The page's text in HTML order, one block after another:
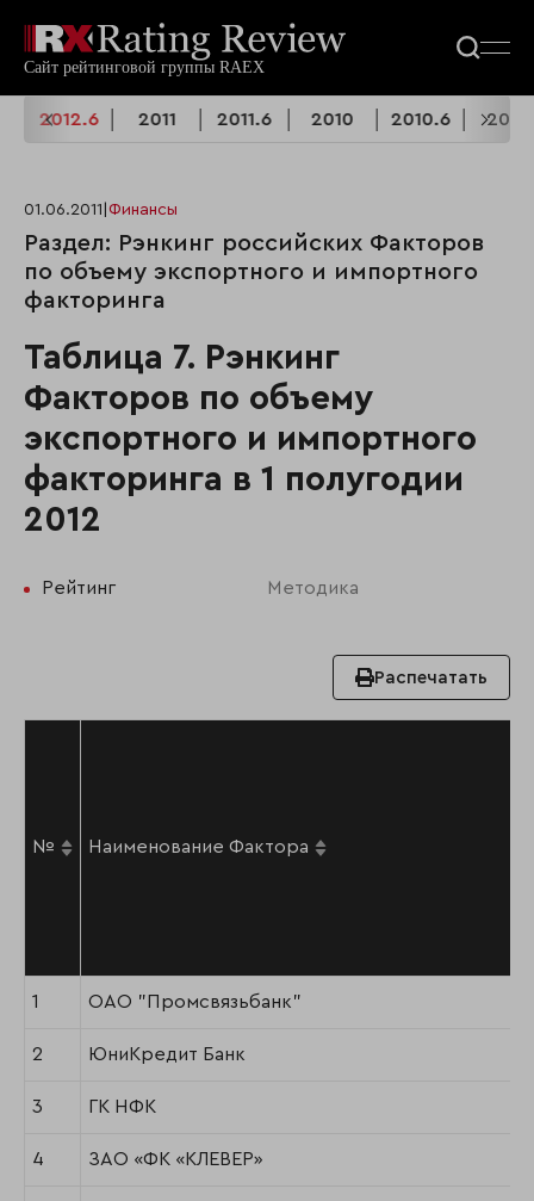
2012.6 2011 2011.6 2010 2010.6 2009
01.06.2011 Финансы
Раздел: Рэнкинг российских Факторов
по объему экспортного и импортного
факторинга
Таблица 7. Рэнкинг
Факторов по объему
экспортного и импортного
факторинга в 1 полугодии
2012
Рейтинг Методика
Распечатать
№ Наименование Фактора
1 ОАО "Промсвязьбанк"
2 ЮниКредит Банк
3 ГК НФК
4 ЗАО «ФК «КЛЕВЕР»